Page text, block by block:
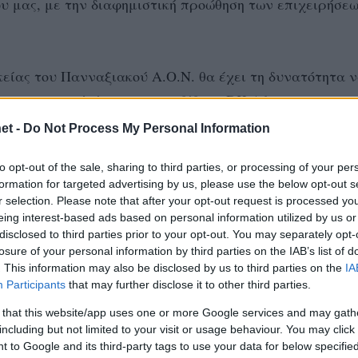
- Do Not Process My Personal Information
opt-out of the sale, sharing to third parties, or processing of your
for targeted advertising by us, please use the below opt-out
selection. Please note that after your opt-out request is processed
interest-based ads based on personal information utilized by us
to third parties prior to your opt-out. You may separately
of your personal information by third parties on the IAB’s list of
This information may also be disclosed by us to third parties on the
Participants that may further disclose it to other third parties.
that this website/app uses one or more Google services and may
but not limited to your visit or usage behaviour. You may
to Google and its third-party tags to use your data for below
μας, με την διαφημιστική προώθηση των
του Πανναξιακού Α.Ο.Ν. θα έχει τη δυνατότητα
τρεις γλώσσες, που εκδίδει η DK Advertising και
συμμετέχει η εταιρεία, σε όλο τον κόσμο.
την πρωτοβουλία δίνει την ευκαιρία στο Ναξιώτη
του σε όλο τον κόσμο, με την συχνή
μας και φυσικά με την οικονομική στήριξη του,
προσπάθειας.
τον Πανναξιακό μας, προβάλλοντας παράλληλα